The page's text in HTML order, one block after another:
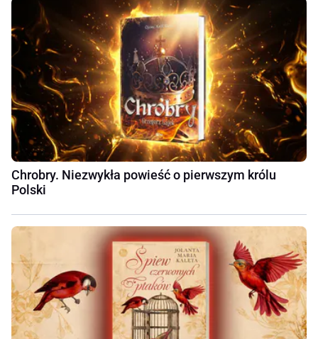
Chrobry. Niezwykła powieść o pierwszym królu
Polski